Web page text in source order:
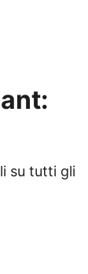
su tutti gli